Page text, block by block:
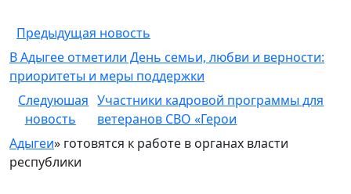
Предыдущая новость
В Адыгее отметили День семьи, любви и верности:
приоритеты и меры поддержки
Следуюшая
новость
Участники кадровой программы для
ветеранов СВО «Герои
Адыгеи» готовятся к работе в органах власти
республики